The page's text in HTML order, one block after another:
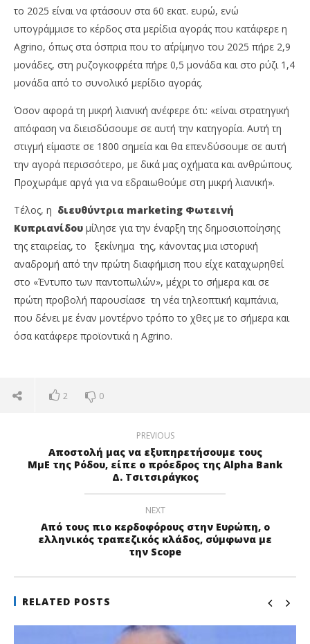
το 2025 είναι να φτάσουν στα 60 εκατ. ευρώ, ενώ
υπογράμμισε το κέρδος στα μερίδια αγοράς που κατάφερε η
Agrino, όπως στα όσπρια που το α΄τρίμηνο του 2025 πήρε 2,9
μονάδες, στη ρυζογκοφρέτα πήρε 0,5 μονάδα και στο ρύζι 1,4
μονάδα από το συνολικό μερίδιο αγοράς.
Όσον αφορά τη μικρή λιανική ανέφερε ότι: «είναι στρατηγική
απόφαση να διεισδύσουμε σε αυτή την κατηγορία. Αυτή τη
στιγμή είμαστε σε 1800 σημεία και θα επενδύσουμε σε αυτή
την αγορά περισσότερο, με δικά μας οχήματα και ανθρώπους.
Προχωράμε αργά για να εδραιωθούμε στη μικρή λιανική».
Τέλος, η διευθύντρια marketing Φωτεινή
Κυπριανίδου μίλησε για την έναρξη της δημοσιοποίησης
της εταιρείας, το ξεκίνημα της, κάνοντας μια ιστορική
αναδρομή από την πρώτη διαφήμιση που είχε καταχωρηθεί
στο «Έντυπο των παντοπωλών», μέχρι το σήμερα και σε
πρώτη προβολή παρουσίασε τη νέα τηλεοπτική καμπάνια,
που δένει με έναν μοντέρνο τρόπο το χθες με το σήμερα και
όσα κατάφερε προϊοντικά η Agrino.
2 0
PREVIOUS
Αποστολή μας να εξυπηρετήσουμε τους
ΜμΕ της Ρόδου, είπε ο πρόεδρος της Alpha Bank
Δ. Τσιτσιράγκος
NEXT
Από τους πιο κερδοφόρους στην Ευρώπη, ο
ελληνικός τραπεζικός κλάδος, σύμφωνα με
την Scope
RELATED POSTS